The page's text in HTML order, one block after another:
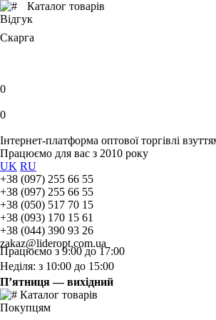
Каталог товарів
Відгук
Скарга
0
0
Інтернет-платформа оптової торгівлі
Працюємо для вас з 2010 року
UK RU
+38 (097) 255 66 55
+38 (097) 255 66 55
+38 (050) 517 70 15
+38 (093) 170 15 61
+38 (044) 390 93 26
zakaz@lideropt.com.ua
Працюємо з 9:00 до 17:00
Неділя: з 10:00 до 15:00
П’ятниця — вихідний
Каталог товарів
Покупцям